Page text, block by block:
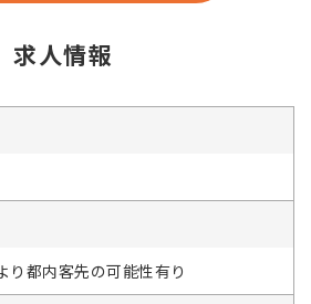
求人情報
都内客先の可能性有り